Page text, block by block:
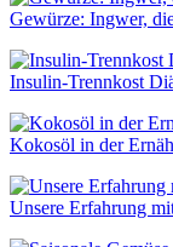
Gewürze: Ingwer,
Insulin-Trennkost
Kokosöl in der
Unsere Erfahrung